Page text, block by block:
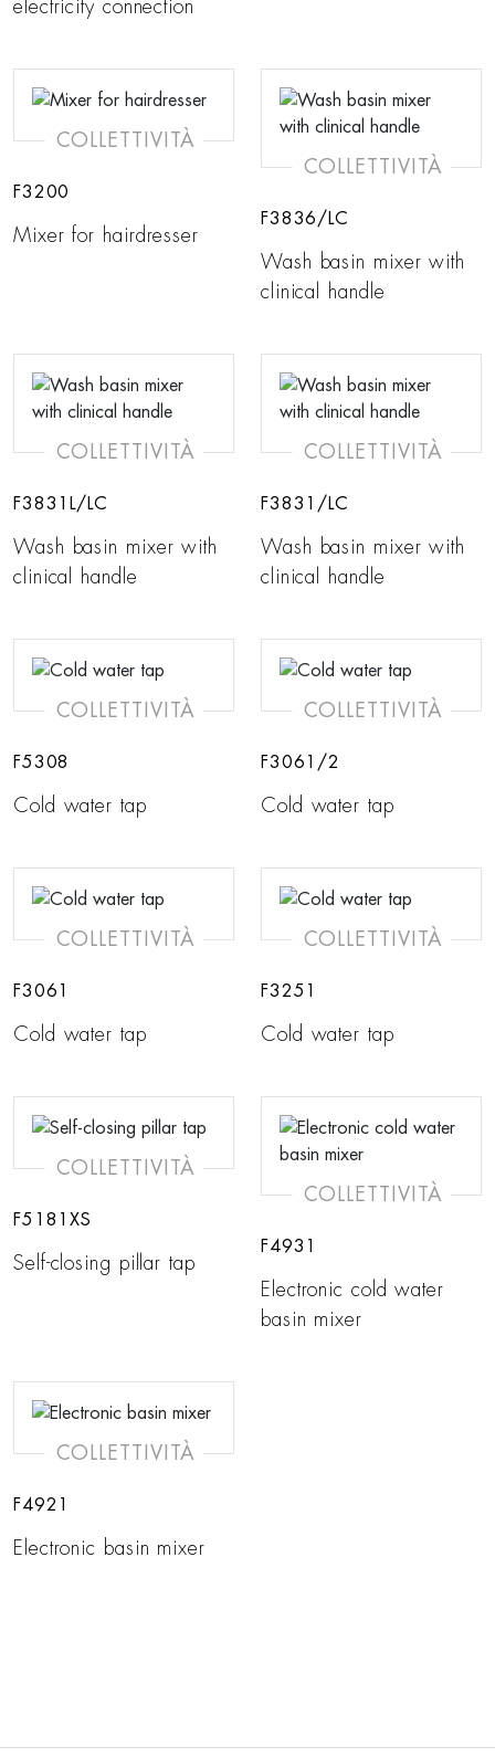
electricity connection
COLLETTIVITÀ
F3200
Mixer for hairdresser
COLLETTIVITÀ
F3836/LC
Wash basin mixer with
clinical handle
COLLETTIVITÀ
F3831L/LC
Wash basin mixer with
clinical handle
COLLETTIVITÀ
F3831/LC
Wash basin mixer with
clinical handle
COLLETTIVITÀ
F5308
Cold water tap
COLLETTIVITÀ
F3061/2
Cold water tap
COLLETTIVITÀ
F3061
Cold water tap
COLLETTIVITÀ
F3251
Cold water tap
COLLETTIVITÀ
F5181XS
Self-closing pillar tap
COLLETTIVITÀ
F4931
Electronic cold water
basin mixer
COLLETTIVITÀ
F4921
Electronic basin mixer